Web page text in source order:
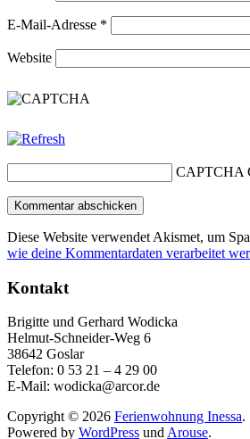
E-Mail-Adresse *
Website
CAPTCHA
Diese Website verwendet Akismet, um
wie deine Kommentardaten verarbeitet
Kontakt
Brigitte und Gerhard Wodicka
Helmut-Schneider-Weg 6
38642 Goslar
Telefon: 0 53 21 – 4 29 00
E-Mail: wodicka@arcor.de
Copyright © 2026 Ferienwohnung Inessa.
Powered by WordPress und Arouse.